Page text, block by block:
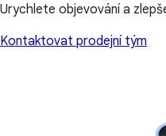
Urychlete objevování a
Kontaktovat prodejní tým